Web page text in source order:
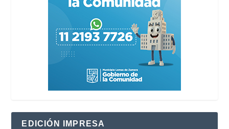
EDICIÓN IMPRESA